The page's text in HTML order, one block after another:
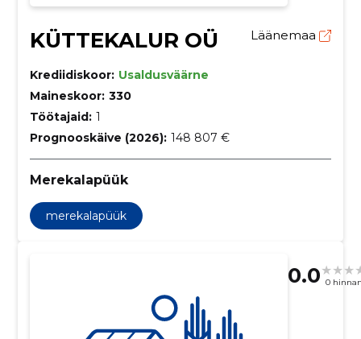
KÜTTEKALUR OÜ Läänemaa
Krediidiskoor: Usaldusväärne
Maineskoor: 330
Töötajaid: 1
Prognooskäive (2026): 148 807 €
Merekalapüük
merekalapüük
0.0 0